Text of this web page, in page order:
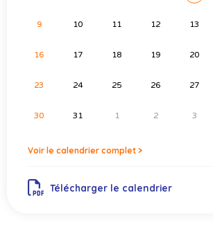
9 10 11 12 13
16 17 18 19 20
23 24 25 26 27
30 31 1 2 3
Voir le calendrier complet >
Télécharger le calendrier